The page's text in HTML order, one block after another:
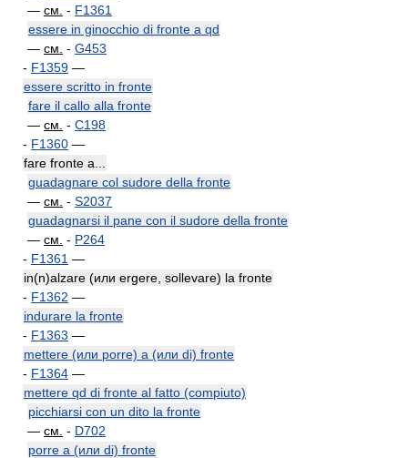
— см. - F1361
essere in ginocchio di fronte a qd
— см. - G453
- F1359 —
essere scritto in fronte
fare il callo alla fronte
— см. - C198
- F1360 —
fare fronte a...
guadagnare col sudore della fronte
— см. - S2037
guadagnarsi il pane con il sudore della fronte
— см. - P264
- F1361 —
in(n)alzare (или ergere, sollevare) la fronte
- F1362 —
indurare la fronte
- F1363 —
mettere (или porre) a (или di) fronte
- F1364 —
mettere qd di fronte al fatto (compiuto)
picchiarsi con un dito la fronte
— см. - D702
porre a (или di) fronte